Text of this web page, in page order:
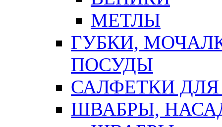
МЕТЛЫ
ГУБКИ,
ПОСУДЫ
САЛФЕТКИ
ШВАБРЫ,